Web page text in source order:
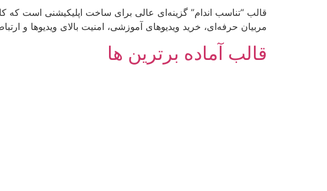
قالب “تناسب اندام” گزینه‌ای عالی برای ساخت اپلیکیشنی است که
مربیان حرفه‌ای، خرید ویدیوهای آموزشی، امنیت بالای ویدیوها و
قالب آماده برترین ها